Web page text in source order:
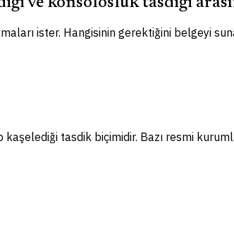
ister. Hangisinin gerektiğini belgeyi
tasdik biçimidir. Bazı resmi